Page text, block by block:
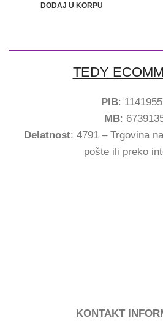
DODAJ U KORPU
TEDY
PIB:
MB:
Delatnost: 4791 – Trgovina
pošte ili preko
KONTAKT